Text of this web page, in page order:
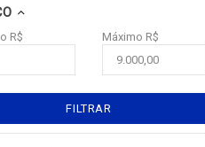
R$ Máximo R$
FILTRAR